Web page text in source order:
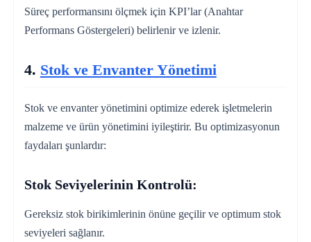
Süreç performansını ölçmek için KPI’lar (Anahtar
Performans Göstergeleri) belirlenir ve izlenir.
4. Stok ve Envanter Yönetimi
Stok ve envanter yönetimini optimize ederek işletmelerin
malzeme ve ürün yönetimini iyileştirir. Bu optimizasyonun
faydaları şunlardır:
Stok Seviyelerinin Kontrolü:
Gereksiz stok birikimlerinin önüne geçilir ve optimum stok
seviyeleri sağlanır.